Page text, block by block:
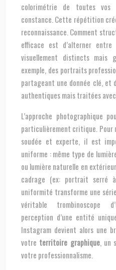
colorimétrie de toutes vos
constance. Cette répétition
reconnaissance. Comment
efficace est d’alterner
visuellement distincts mais
exemple, des portraits
partageant une donnée clé, et
authentiques mais traitées
L’approche photographique
particulièrement critique. Pour
soudée et experte, il est
uniforme : même type de
ou lumière naturelle en
cadrage (ex: portrait serré
uniformité transforme une
véritable trombinoscope
perception d’une entité
Instagram devient alors une
votre territoire graphique, un
votre professionnalisme.